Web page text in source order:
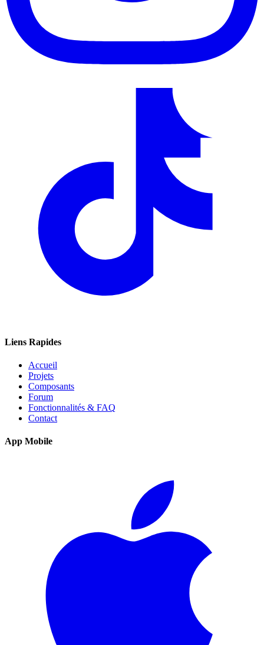
Liens Rapides
Accueil
Projets
Composants
Forum
Fonctionnalités & FAQ
Contact
App Mobile